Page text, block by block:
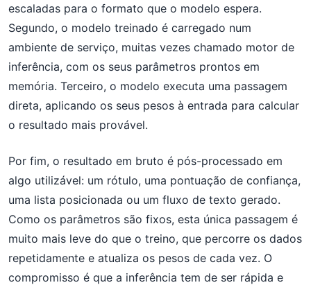
escaladas para o formato que o modelo espera.
Segundo, o modelo treinado é carregado num
ambiente de serviço, muitas vezes chamado motor de
inferência, com os seus parâmetros prontos em
memória. Terceiro, o modelo executa uma passagem
direta, aplicando os seus pesos à entrada para calcular
o resultado mais provável.
Por fim, o resultado em bruto é pós-processado em
algo utilizável: um rótulo, uma pontuação de confiança,
uma lista posicionada ou um fluxo de texto gerado.
Como os parâmetros são fixos, esta única passagem é
muito mais leve do que o treino, que percorre os dados
repetidamente e atualiza os pesos de cada vez. O
compromisso é que a inferência tem de ser rápida e